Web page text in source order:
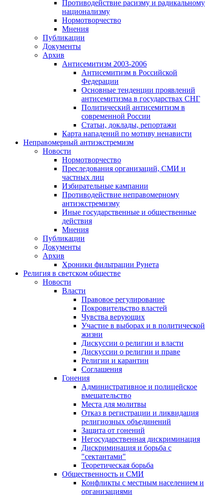
Противодействие расизму и радикальному
национализму
Нормотворчество
Мнения
Публикации
Документы
Архив
Антисемитизм 2003-2006
Антисемитизм в Российской
Федерации
Основные тенденции проявлений
антисемитизма в государствах СНГ
Политический антисемитизм в
современной России
Статьи, доклады, репортажи
Карта нападений по мотиву ненависти
Неправомерный антиэкстремизм
Новости
Нормотворчество
Преследования организаций, СМИ и
частных лиц
Избирательные кампании
Противодействие неправомерному
антиэкстремизму
Иные государственные и общественные
действия
Мнения
Публикации
Документы
Архив
Хроники фильтрации Рунета
Религия в светском обществе
Новости
Власти
Правовое регулирование
Покровительство властей
Чувства верующих
Участие в выборах и в политической
жизни
Дискуссии о религии и власти
Дискуссии о религии и праве
Религии и карантин
Соглашения
Гонения
Административное и полицейское
вмешательство
Места для молитвы
Отказ в регистрации и ликвидация
религиозных объединений
Защита от гонений
Негосударственная дискриминация
Дискриминация и борьба с
"сектантами"
Теоретическая борьба
Общественность и СМИ
Конфликты с местным населением и
организациями